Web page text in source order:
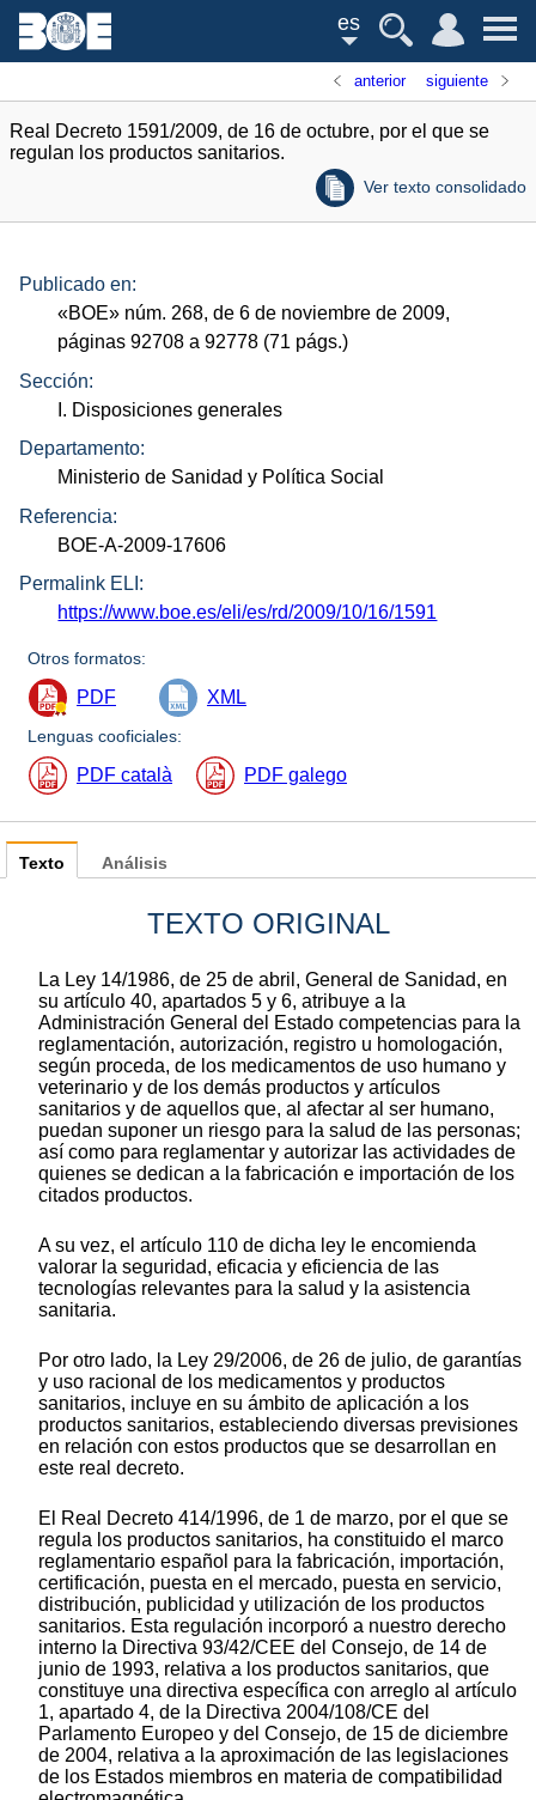
es
anterior siguiente
Real Decreto 1591/2009, de 16 de octubre, por el que se
regulan los productos sanitarios.
Ver texto consolidado
Publicado en:
«BOE» núm. 268, de 6 de noviembre de 2009,
páginas 92708 a 92778 (71 págs.)
Sección:
I. Disposiciones generales
Departamento:
Ministerio de Sanidad y Política Social
Referencia:
BOE-A-2009-17606
Permalink ELI:
https://www.boe.es/eli/es/rd/2009/10/16/1591
Otros formatos:
PDF XML
Lenguas cooficiales:
PDF català PDF galego
Texto
TEXTO ORIGINAL
La Ley 14/1986, de 25 de abril, General de Sanidad, en
su artículo 40, apartados 5 y 6, atribuye a la
Administración General del Estado competencias para la
reglamentación, autorización, registro u homologación,
según proceda, de los medicamentos de uso humano y
veterinario y de los demás productos y artículos
sanitarios y de aquellos que, al afectar al ser humano,
puedan suponer un riesgo para la salud de las personas;
así como para reglamentar y autorizar las actividades de
quienes se dedican a la fabricación e importación de los
citados productos.
A su vez, el artículo 110 de dicha ley le encomienda
valorar la seguridad, eficacia y eficiencia de las
tecnologías relevantes para la salud y la asistencia
sanitaria.
Por otro lado, la Ley 29/2006, de 26 de julio, de garantías
y uso racional de los medicamentos y productos
sanitarios, incluye en su ámbito de aplicación a los
productos sanitarios, estableciendo diversas previsiones
en relación con estos productos que se desarrollan en
este real decreto.
El Real Decreto 414/1996, de 1 de marzo, por el que se
regula los productos sanitarios, ha constituido el marco
reglamentario español para la fabricación, importación,
certificación, puesta en el mercado, puesta en servicio,
distribución, publicidad y utilización de los productos
sanitarios. Esta regulación incorporó a nuestro derecho
interno la Directiva 93/42/CEE del Consejo, de 14 de
junio de 1993, relativa a los productos sanitarios, que
constituye una directiva específica con arreglo al artículo
1, apartado 4, de la Directiva 2004/108/CE del
Parlamento Europeo y del Consejo, de 15 de diciembre
de 2004, relativa a la aproximación de las legislaciones
de los Estados miembros en materia de compatibilidad
Análisis